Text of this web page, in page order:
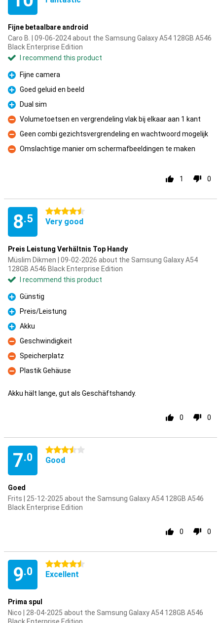
Fijne betaalbare android
Caro B. | 09-06-2024 about the Samsung Galaxy A54 128GB A546
Black Enterprise Edition
I recommend this product
Pro
Fijne camera
Pro
Goed geluid en beeld
Pro
Dual sim
Con
Volumetoetsen en vergrendeling vlak bij elkaar aan 1 kant
Con
Geen combi gezichtsvergrendeling en wachtwoord mogelijk
Con
Omslachtige manier om schermafbeeldingen te maken
1 0
8.5
4.5 stars
Very good
Preis Leistung Verhältnis Top Handy
Müslim Dikmen | 09-02-2026 about the Samsung Galaxy A54
128GB A546 Black Enterprise Edition
I recommend this product
Pro
Günstig
Pro
Preis/Leistung
Pro
Akku
Con
Geschwindigkeit
Con
Speicherplatz
Con
Plastik Gehäuse
Akku hält lange, gut als Geschäftshandy.
0 0
7.0
3.5 stars
Good
Goed
Frits | 25-12-2025 about the Samsung Galaxy A54 128GB A546
Black Enterprise Edition
0 0
9.0
4.5 stars
Excellent
Prima spul
Nico | 28-04-2025 about the Samsung Galaxy A54 128GB A546